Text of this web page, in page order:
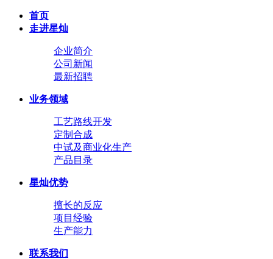
首页
走进星灿
企业简介
公司新闻
最新招聘
业务领域
工艺路线开发
定制合成
中试及商业化生产
产品目录
星灿优势
擅长的反应
项目经验
生产能力
联系我们